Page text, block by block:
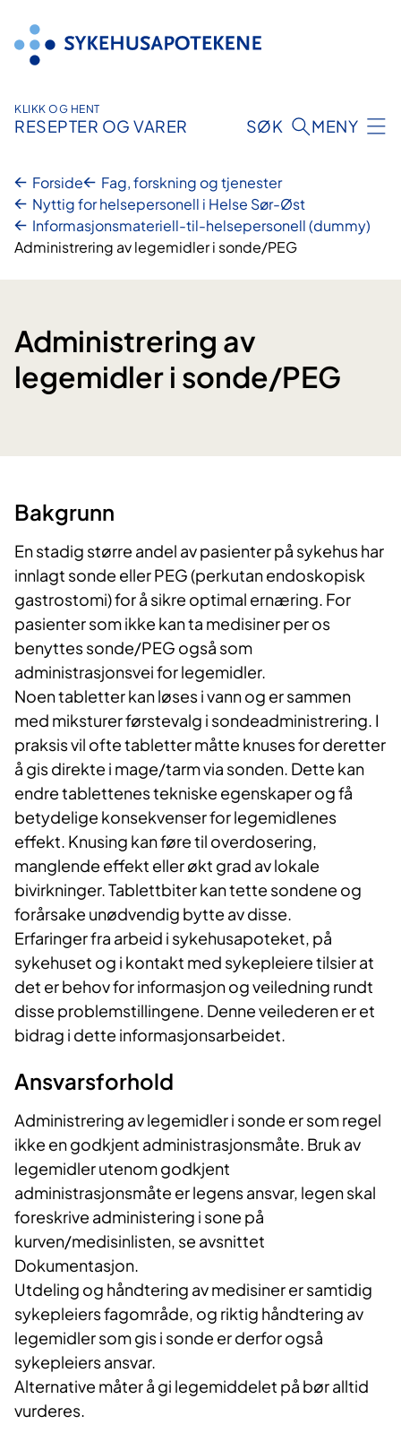
innhold
KLIKK OG HENT
RESEPTER OG VARER SØK MENY
Forside
Fag, forskning og tjenester
Nyttig for helsepersonell i Helse Sør-Øst
Informasjonsmateriell-til-helsepersonell (dummy)
Administrering av legemidler i sonde/PEG
Administrering av
legemidler i sonde/PEG
​Bakgrunn
En stadig større andel av pasienter på sykehus har
innlagt sonde eller PEG (perkutan endoskopisk
gastrostomi) for å sikre optimal ernæring. For
pasienter som ikke kan ta medisiner per os
benyttes sonde/PEG også som
administrasjonsvei for legemidler.
Noen tabletter kan løses i vann og er sammen
med miksturer førstevalg i sondeadministrering. I
praksis vil ofte tabletter måtte knuses for deretter
å gis direkte i mage/tarm via sonden. Dette kan
endre tablettenes tekniske egenskaper og få
betydelige konsekvenser for legemidlenes
effekt. Knusing kan føre til overdosering,
manglende effekt eller økt grad av lokale
bivirkninger. Tablettbiter kan tette sondene og
forårsake unødvendig bytte av disse.
Erfaringer fra arbeid i sykehusapoteket, på
sykehuset og i kontakt med sykepleiere tilsier at
det er behov for informasjon og veiledning rundt
disse problemstillingene. Denne veilederen er et
bidrag i dette informasjonsarbeidet.
Ansvarsforhold
Administrering av legemidler i sonde er som regel
ikke en godkjent administrasjonsmåte. Bruk av
legemidler utenom godkjent
administrasjonsmåte er legens ansvar, legen skal
foreskrive administering i sone på
kurven/medisinlisten, se avsnittet
Dokumentasjon.
Utdeling og håndtering av medisiner er samtidig
sykepleiers fagområde, og riktig håndtering av
legemidler som gis i sonde er derfor også
sykepleiers ansvar.
Alternative måter å gi legemiddelet på bør alltid
vurderes.